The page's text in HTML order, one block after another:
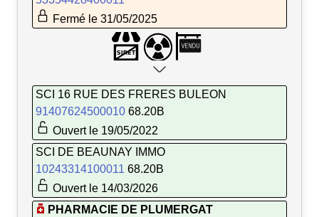
Fermé le 31/05/2025
SCI 16 RUE DES FRERES BULEON
91407624500010 68.20B
Ouvert le 19/05/2022
SCI DE BEAUNAY IMMO
10243314100011 68.20B
Ouvert le 14/03/2026
PHARMACIE DE PLUMERGAT